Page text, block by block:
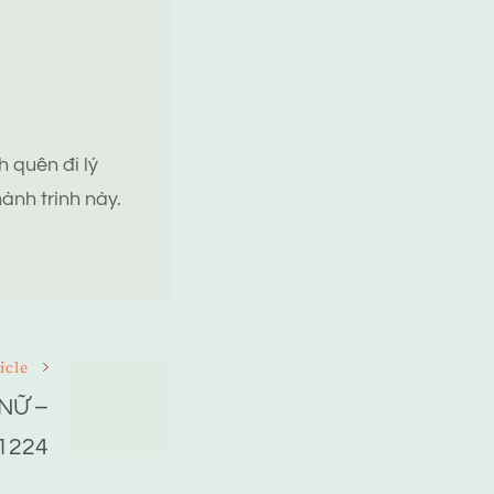
quên đi lý
trình này.
–